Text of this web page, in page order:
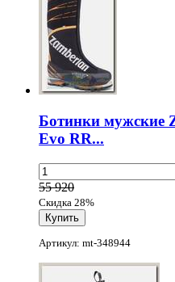
Ботинки мужские
Evo RR...
55 920
Скидка 28%
Артикул: mt-348944